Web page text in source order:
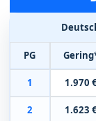
PG
1 1.970
2 1.623